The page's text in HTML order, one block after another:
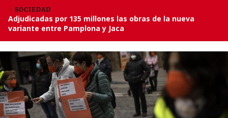
SOCIEDAD
Adjudicadas por 135 millones las obras de la nueva
variante entre Pamplona y Jaca